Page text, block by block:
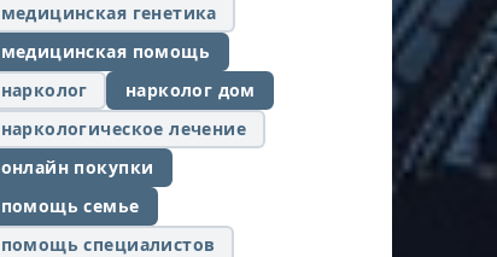
медицинская генетика
медицинская помощь
нарколог
нарколог дом
наркологическое лечение
онлайн покупки
помощь семье
помощь специалистов